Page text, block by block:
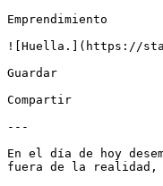
Emprendimiento
![Huella.](https://
Guardar
Compartir
---
En el día de hoy
fuera de la realidad,